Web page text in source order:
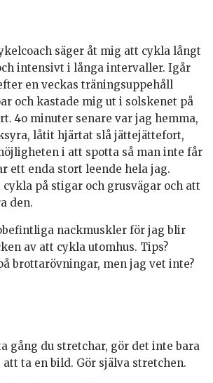
säger åt mig att cykla långt
intensivt i långa intervaller. Igår
en veckas träningsuppehåll
och kastade mig ut i solskenet på
4o minuter senare var jag hemma,
låtit hjärtat slå jättejättefort,
i att spotta så man inte får
ett enda stort leende hela jag.
cykla på stigar och grusvägar och att
den.
nackmuskler för jag blir
av att cykla utomhus. Tips?
brottarövningar, men jag vet inte?
gång du stretchar, gör det inte bara
ta en bild. Gör själva stretchen.